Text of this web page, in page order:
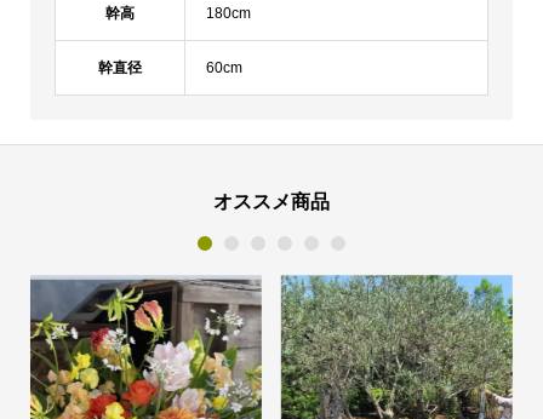
幹高 180cm
幹直径 60cm
オススメ商品
1 2 3 4 5 6